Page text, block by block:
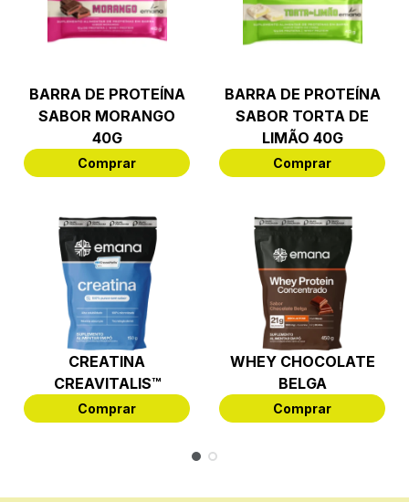
BARRA DE PROTEÍNA
SABOR MORANGO
40G
Comprar
BARRA DE PROTEÍNA
SABOR TORTA DE
LIMÃO 40G
Comprar
CREATINA
CREAVITALIS™
Comprar
WHEY CHOCOLATE
BELGA
Comprar